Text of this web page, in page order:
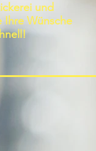
und
Ihre Wünsche